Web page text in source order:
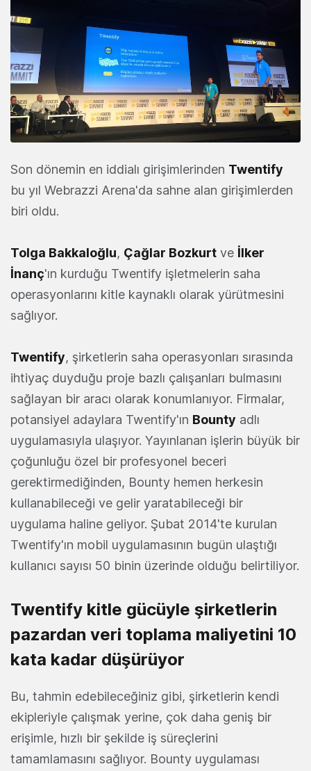
Son dönemin en iddialı girişimlerinden Twentify
bu yıl Webrazzi Arena'da sahne alan girişimlerden
biri oldu.
Tolga Bakkaloğlu, Çağlar Bozkurt ve İlker
İnanç'ın kurduğu Twentify işletmelerin saha
operasyonlarını kitle kaynaklı olarak yürütmesini
sağlıyor.
Twentify, şirketlerin saha operasyonları sırasında
ihtiyaç duyduğu proje bazlı çalışanları bulmasını
sağlayan bir aracı olarak konumlanıyor. Firmalar,
potansiyel adaylara Twentify'ın Bounty adlı
uygulamasıyla ulaşıyor. Yayınlanan işlerin büyük bir
çoğunluğu özel bir profesyonel beceri
gerektirmediğinden, Bounty hemen herkesin
kullanabileceği ve gelir yaratabileceği bir
uygulama haline geliyor. Şubat 2014'te kurulan
Twentify'ın mobil uygulamasının bugün ulaştığı
kullanıcı sayısı 50 binin üzerinde olduğu belirtiliyor.
Twentify kitle gücüyle şirketlerin
pazardan veri toplama maliyetini 10
kata kadar düşürüyor
Bu, tahmin edebileceğiniz gibi, şirketlerin kendi
ekipleriyle çalışmak yerine, çok daha geniş bir
erişimle, hızlı bir şekilde iş süreçlerini
tamamlamasını sağlıyor. Bounty uygulaması